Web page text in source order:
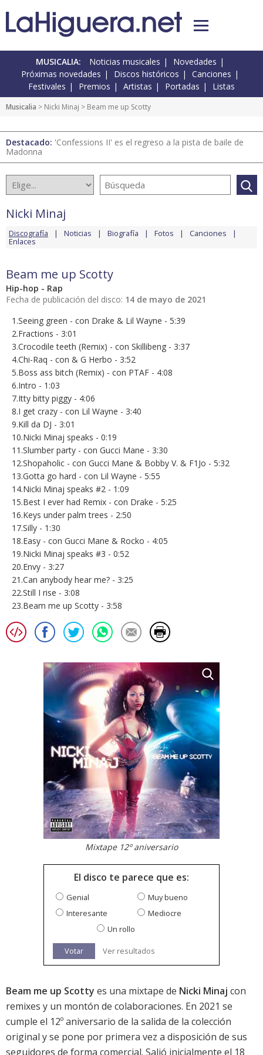
MUSICALIA: Noticias musicales
Novedades
Próximas novedades
Discos históricos
Canciones
Festivales
Premios Artistas Portadas Listas
Musicalia > Nicki Minaj > Beam me up Scotty
Destacado: 'Confessions II' es el regreso a la pista de baile de
Madonna
Nicki Minaj
Discografía Noticias Biografía Fotos Canciones
Enlaces
Beam me up Scotty
Hip-hop - Rap
Fecha de publicación del disco: 14 de mayo de 2021
1.Seeing green - con Drake & Lil Wayne - 5:39
2.Fractions - 3:01
3.Crocodile teeth (Remix) - con Skillibeng - 3:37
4.Chi-Raq - con & G Herbo - 3:52
5.Boss ass bitch (Remix) - con PTAF - 4:08
6.Intro - 1:03
7.Itty bitty piggy - 4:06
8.I get crazy - con Lil Wayne - 3:40
9.Kill da DJ - 3:01
10.Nicki Minaj speaks - 0:19
11.Slumber party - con Gucci Mane - 3:30
12.Shopaholic - con Gucci Mane & Bobby V. & F1Jo - 5:32
13.Gotta go hard - con Lil Wayne - 5:55
14.Nicki Minaj speaks #2 - 1:09
15.Best I ever had Remix - con Drake - 5:25
16.Keys under palm trees - 2:50
17.Silly - 1:30
18.Easy - con Gucci Mane & Rocko - 4:05
19.Nicki Minaj speaks #3 - 0:52
20.Envy - 3:27
21.Can anybody hear me? - 3:25
22.Still I rise - 3:08
23.Beam me up Scotty - 3:58
Mixtape 12º aniversario
El disco te parece que es:
Genial
Muy bueno
Interesante
Mediocre
Un rollo
Votar Ver resultados
Beam me up Scotty es una mixtape de Nicki Minaj con
remixes y un montón de colaboraciones. En 2021 se
cumple el 12º aniversario de la salida de la colección
original y se pone por primera vez a disposición de sus
seguidores de forma comercial. Salió inicialmente el 18